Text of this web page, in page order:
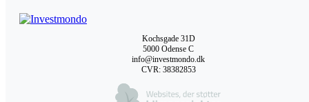
Kochsgade 31D
5000 Odense C
info@investmondo.dk
CVR: 38382853